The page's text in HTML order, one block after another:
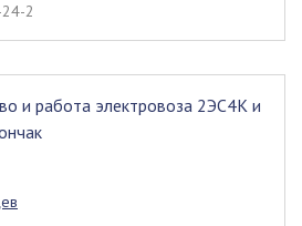
2
и работа электровоза 2ЭС4К и